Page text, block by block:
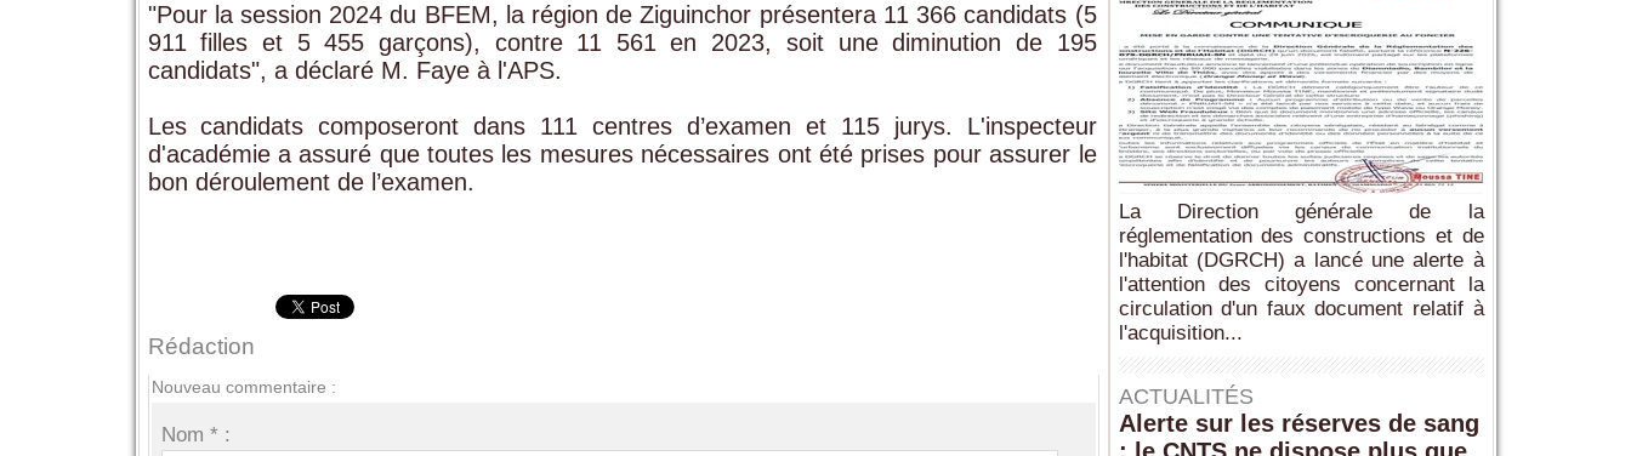
"Pour la session 2024 du BFEM, la région de Ziguinchor présentera 11 366 candidats (5
911 filles et 5 455 garçons), contre 11 561 en 2023, soit une diminution de 195
candidats", a déclaré M. Faye à l'APS.
Les candidats composeront dans 111 centres d’examen et 115 jurys. L'inspecteur
d'académie a assuré que toutes les mesures nécessaires ont été prises pour assurer le
bon déroulement de l’examen.
Rédaction
Nouveau commentaire :
Nom * :
La Direction générale de la
réglementation des constructions et de
l'habitat (DGRCH) a lancé une alerte à
l'attention des citoyens concernant la
circulation d'un faux document relatif à
l'acquisition...
ACTUALITÉS
Alerte sur les réserves de sang